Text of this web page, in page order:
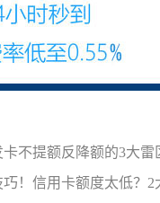
不提额反降额的3大雷
！信用卡额度太低？